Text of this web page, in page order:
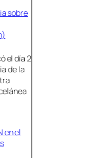
sobre
el día 2
de la
en el